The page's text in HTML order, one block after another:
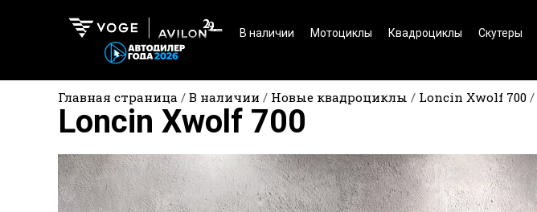
В наличии Мотоциклы Квадроциклы Скутеры
Главная страница / В наличии / Новые квадроциклы / Loncin Xwolf 700 /
Loncin Xwolf 700